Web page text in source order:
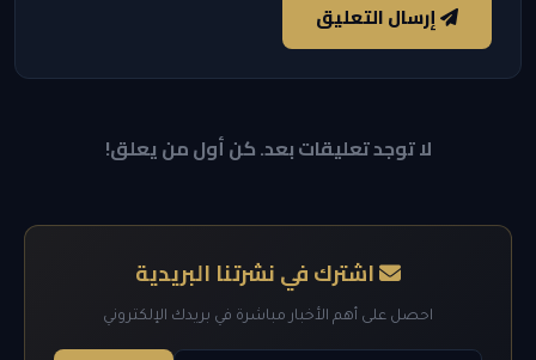
إرسال التعليق
لا توجد تعليقات بعد. كن أول من يعلق!
اشترك في نشرتنا البريدية
احصل على أهم الأخبار مباشرة في بريدك الإلكتروني